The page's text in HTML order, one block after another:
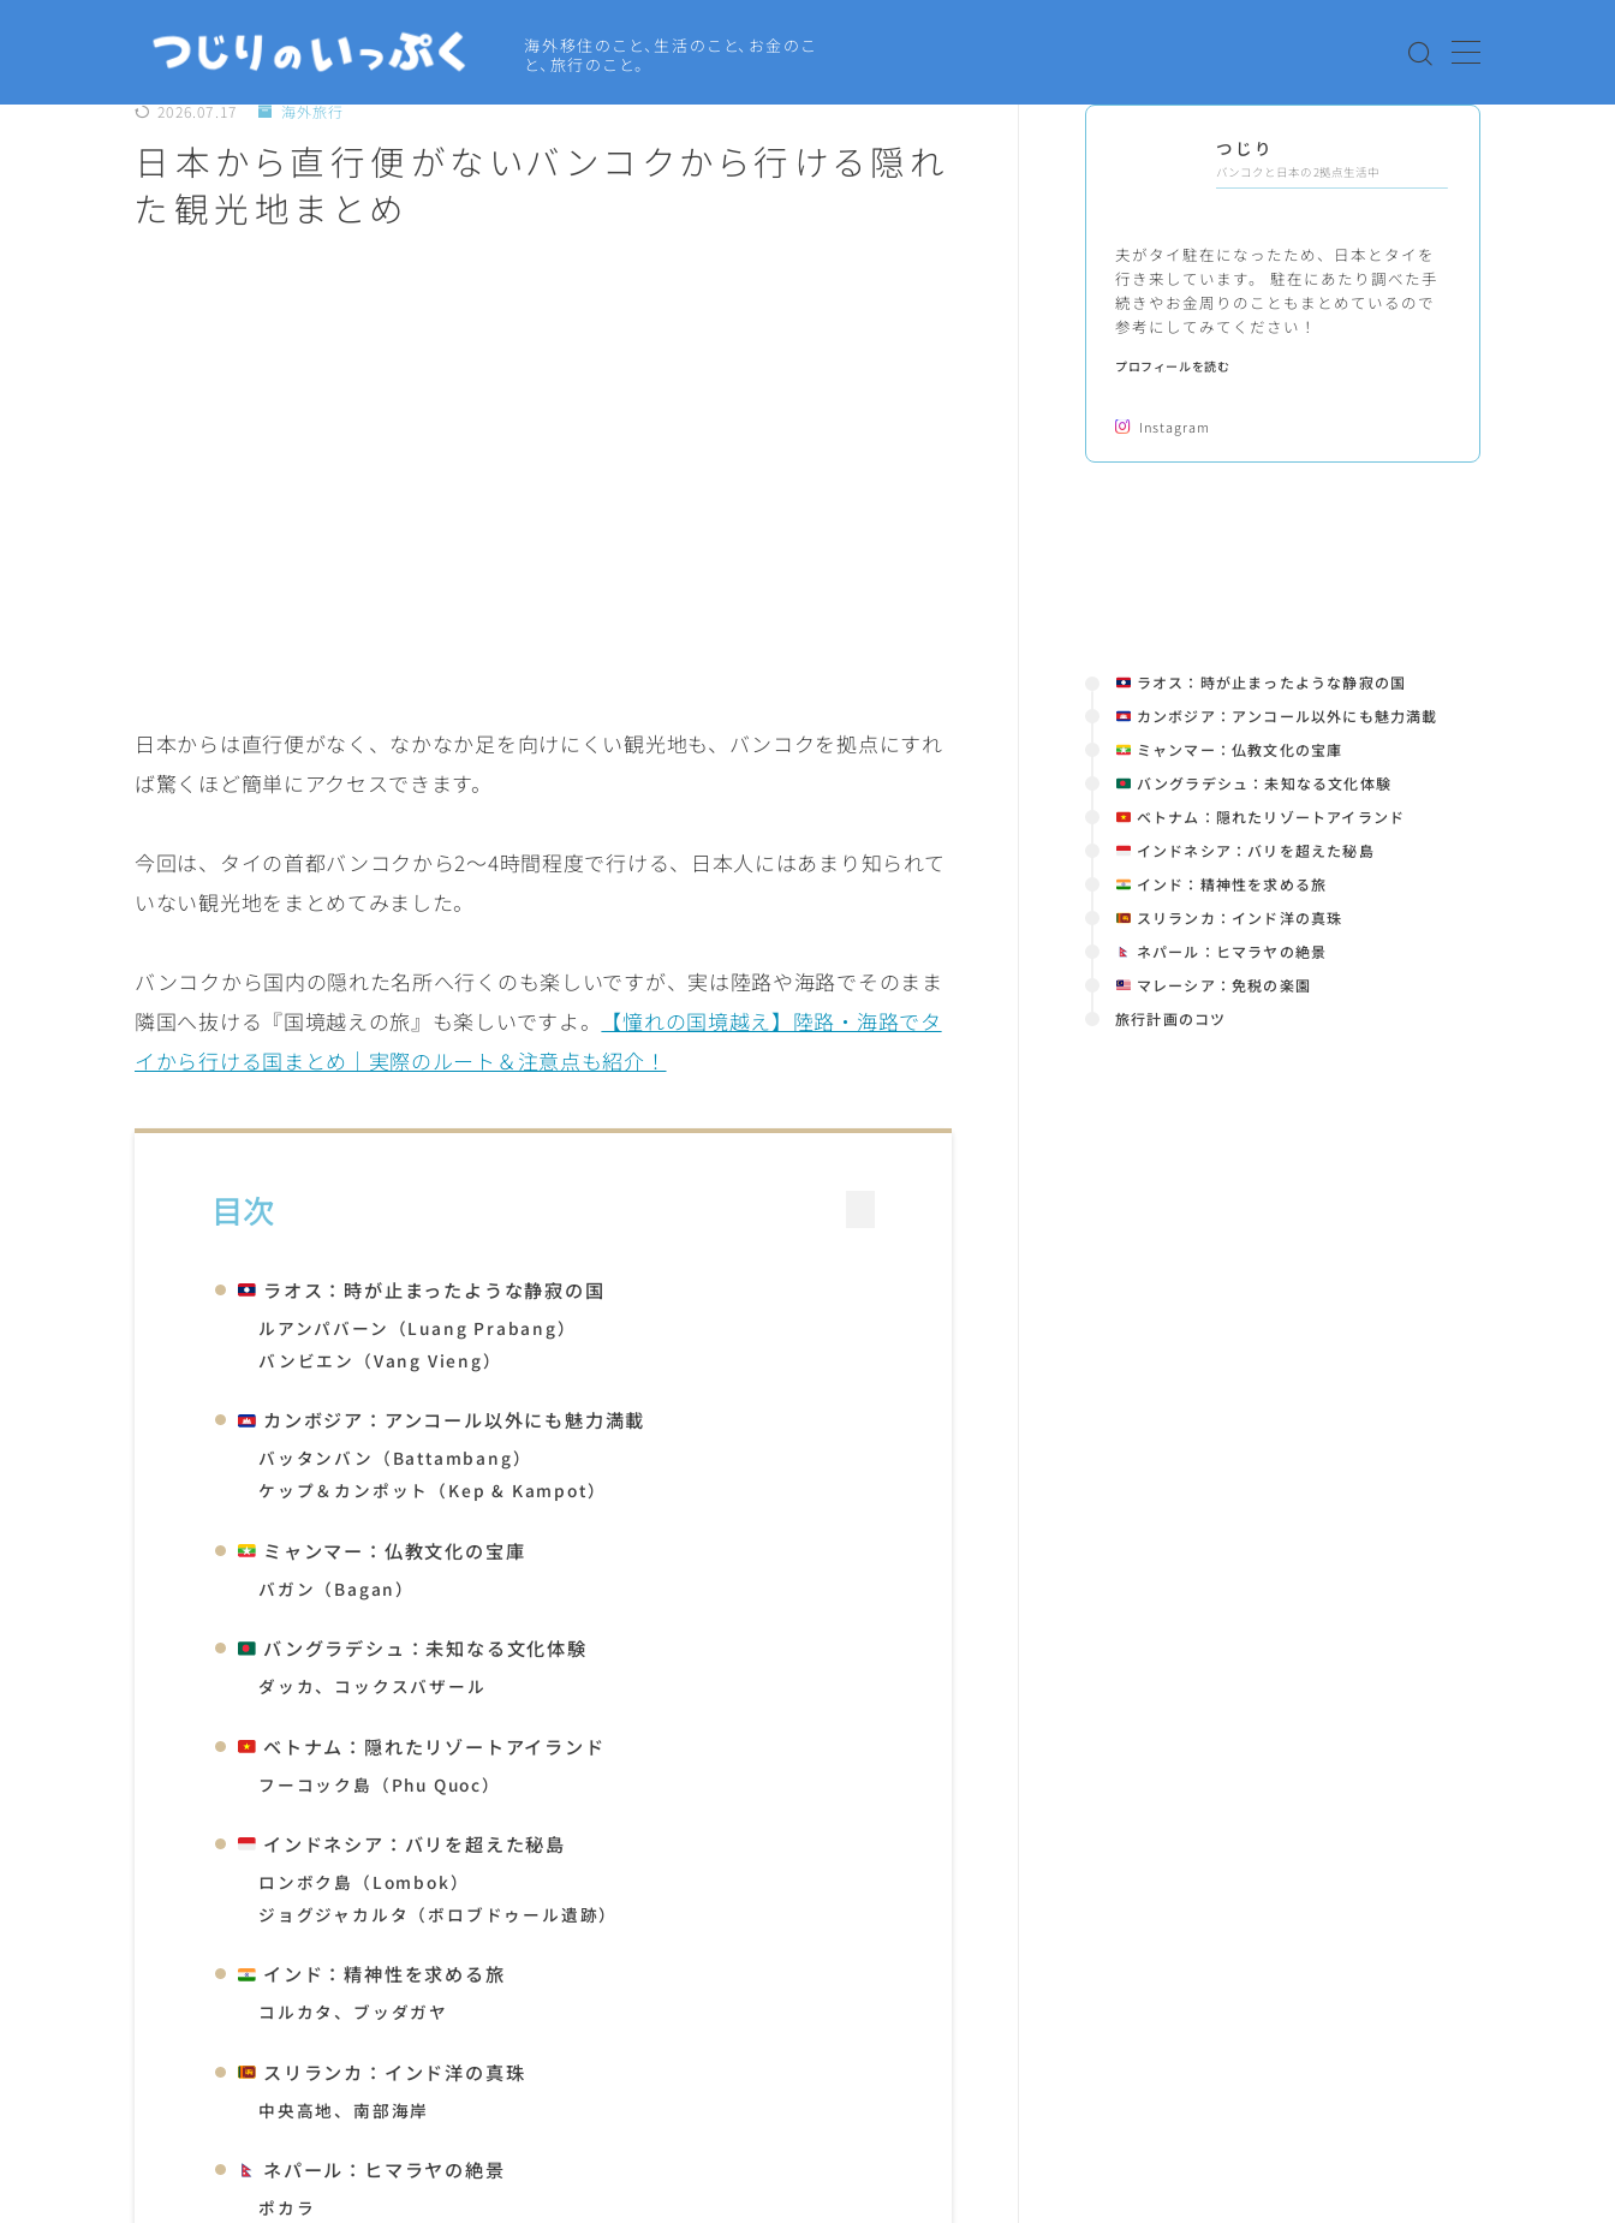
海外移住のこと、生活のこと、お金のこ
と、旅行のこと。
2026.07.17 海外旅行
日本から直行便がないバンコクから行ける隠れ
た観光地まとめ
日本からは直行便がなく、なかなか足を向けにくい観光地も、バンコクを拠点にすれ
ば驚くほど簡単にアクセスできます。
今回は、タイの首都バンコクから2〜4時間程度で行ける、日本人にはあまり知られて
いない観光地をまとめてみました。
バンコクから国内の隠れた名所へ行くのも楽しいですが、実は陸路や海路でそのまま
隣国へ抜ける『国境越えの旅』も楽しいですよ。
【憧れの国境越え】陸路・海路でタ
イから行ける国まとめ｜実際のルート＆注意点も紹介！
目次
ラオス：時が止まったような静寂の国
ルアンパバーン（Luang Prabang）
バンビエン（Vang Vieng）
カンボジア：アンコール以外にも魅力満載
バッタンバン（Battambang）
ケップ＆カンポット（Kep & Kampot）
ミャンマー：仏教文化の宝庫
バガン（Bagan）
バングラデシュ：未知なる文化体験
ダッカ、コックスバザール
ベトナム：隠れたリゾートアイランド
フーコック島（Phu Quoc）
インドネシア：バリを超えた秘島
ロンボク島（Lombok）
ジョグジャカルタ（ボロブドゥール遺跡）
インド：精神性を求める旅
コルカタ、ブッダガヤ
スリランカ：インド洋の真珠
中央高地、南部海岸
ネパール：ヒマラヤの絶景
ポカラ
つじり
バンコクと日本の2拠点生活中
夫がタイ駐在になったため、日本とタイを
行き来しています。 駐在にあたり調べた手
続きやお金周りのこともまとめているので
参考にしてみてください！
プロフィールを読む
Instagram
ラオス：時が止まったような静寂の国
カンボジア：アンコール以外にも魅力満載
ミャンマー：仏教文化の宝庫
バングラデシュ：未知なる文化体験
ベトナム：隠れたリゾートアイランド
インドネシア：バリを超えた秘島
インド：精神性を求める旅
スリランカ：インド洋の真珠
ネパール：ヒマラヤの絶景
マレーシア：免税の楽園
旅行計画のコツ